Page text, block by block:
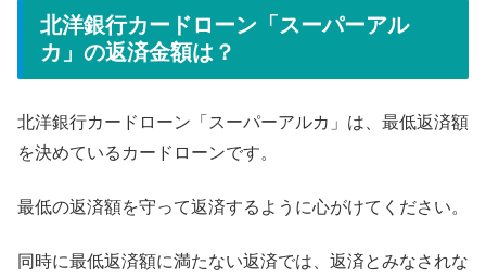
北洋銀行カードローン「スーパーアル
カ」の返済金額は？
北洋銀行カードローン「スーパーアルカ」は、最低返済額
を決めているカードローンです。
最低の返済額を守って返済するように心がけてください。
同時に最低返済額に満たない返済では、返済とみなされな